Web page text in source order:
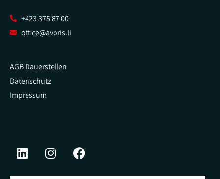
+423 375 87 00
office@avoris.li
AGB Dauerstellen
Datenschutz
Impressum
L
i
I
n
F
a